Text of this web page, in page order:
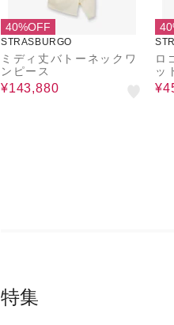
40%OFF
STRASBURGO
ミディ丈バトーネックワ
ンピース
¥143,880
ロ
ッ
特集